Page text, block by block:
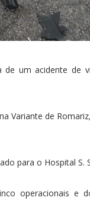
um acidente de
Variante de
para o Hospital S.
operacionais e